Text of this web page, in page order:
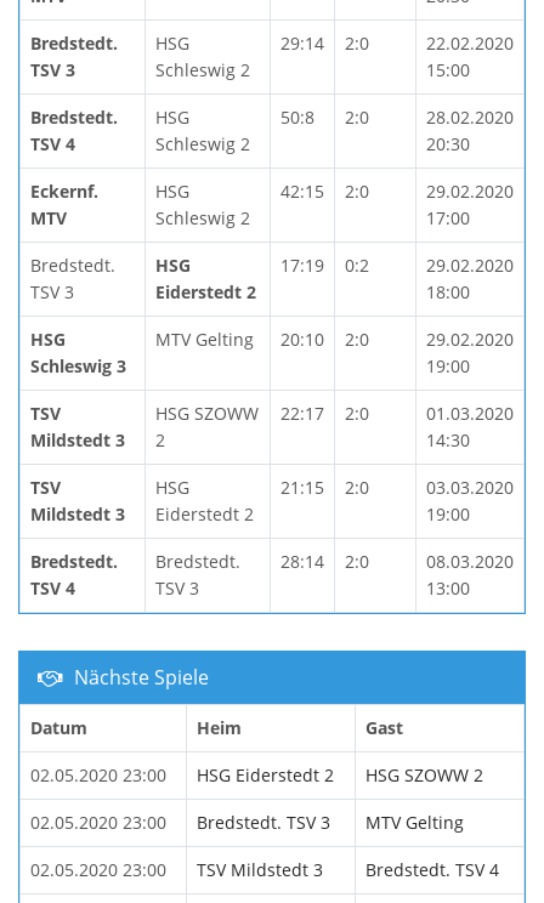
Bredstedt.
TSV 3
HSG
Schleswig 2
29:14 2:0
22.02.2020
15:00
Bredstedt.
TSV 4
HSG
Schleswig 2
50:8 2:0
28.02.2020
20:30
Eckernf.
MTV
HSG
Schleswig 2
42:15 2:0
29.02.2020
17:00
Bredstedt.
TSV 3
HSG
Eiderstedt 2
17:19 0:2
29.02.2020
18:00
HSG
Schleswig 3
MTV Gelting 20:10 2:0
29.02.2020
19:00
TSV
Mildstedt 3
HSG SZOWW
2
22:17 2:0
01.03.2020
14:30
TSV
Mildstedt 3
HSG
Eiderstedt 2
21:15 2:0
03.03.2020
19:00
Bredstedt.
TSV 4
Bredstedt.
TSV 3
28:14 2:0
08.03.2020
13:00
Nächste Spiele
Datum Heim Gast
02.05.2020 23:00 HSG Eiderstedt 2 HSG SZOWW 2
02.05.2020 23:00 Bredstedt. TSV 3 MTV Gelting
02.05.2020 23:00 TSV Mildstedt 3 Bredstedt. TSV 4